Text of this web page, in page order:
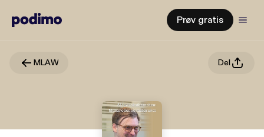
Prøv gratis
MLAW Del